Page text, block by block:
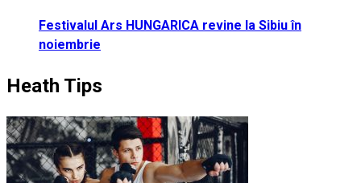
Festivalul Ars HUNGARICA revine la Sibiu în
noiembrie
Heath Tips